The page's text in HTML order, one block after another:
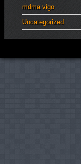
mdma vigo
Uncategorized